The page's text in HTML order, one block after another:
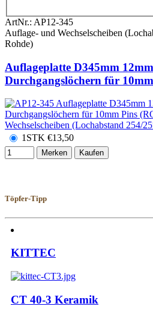
ArtNr.: AP12-345
Auflage- und Wechselscheiben
Rohde)
Auflageplatte D345mm
Durchgangslöchern für
1STK €13,50
Merken Kaufen
Töpfer-Tipp
KITTEC
CT 40-3 Keramik